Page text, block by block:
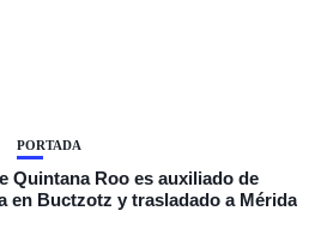
PORTADA
Quintana Roo es auxiliado de
en Buctzotz y trasladado a Mérida